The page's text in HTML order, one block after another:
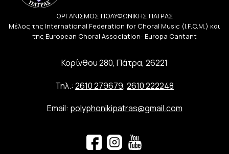
ΟΡΓΑΝΙΣΜΟΣ ΠΟΛΥΦΩΝΙΚΗΣ ΠΑΤΡΑΣ
Μέλος της International Federation for Choral Music (I.F.C.M.) και
της European Choral Association- Europa Cantant
Κορίνθου 280, Πάτρα, 26221
Τηλ.: 2610 279679, 2610 222248
Email: polyphonikipatras@gmail.com